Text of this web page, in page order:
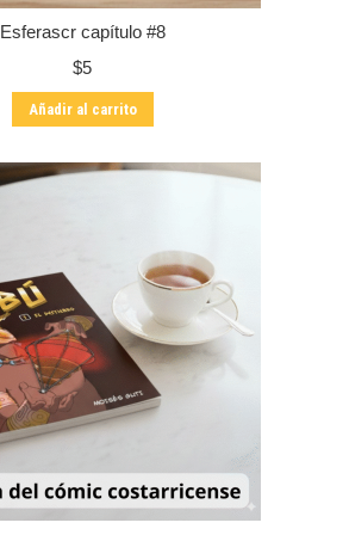
Esferascr capítulo #8
$5
Añadir al carrito